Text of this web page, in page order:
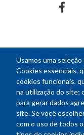
Usamos uma
Cookies essenciais,
cookies funcionais,
na utilização do site;
para gerar dados
site. Se você
com o uso de todos
NEWSLETTER